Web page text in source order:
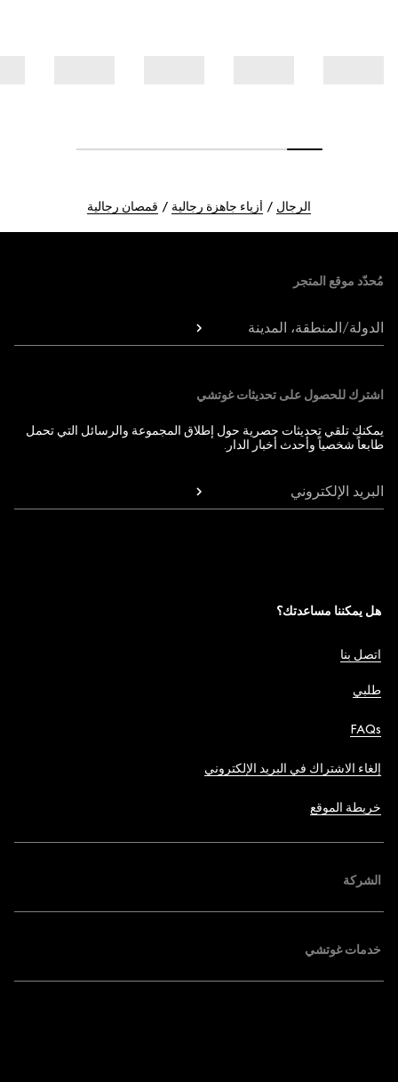
الرجال أزياء جاهزة رجالية قمصان رجالية
مُحدّد موقع المتجر
الدولة/المنطقة، المدينة
اشترك للحصول على تحديثات غوتشي
يمكنك تلقي تحديثات حصرية حول إطلاق المجموعة والرسائل التي تحمل
طابعاً شخصياً وأحدث أخبار الدار.
البريد الإلكتروني
هل يمكننا مساعدتك؟
اتصل بنا
طلبي
FAQs
إلغاء الاشتراك في البريد الإلكتروني
خريطة الموقع
الشركة
خدمات غوتشي